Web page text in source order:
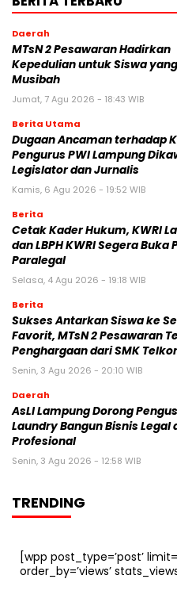
Daerah
MTsN 2 Pesawaran Hadirkan
Kepedulian untuk Siswa
Musibah
Jumat, 7 Agu 2026 - 18:43 WIB
Berita Utama
Dugaan Ancaman terhadap
Pengurus PWI Lampung
Legislator dan Jurnalis
Kamis, 6 Agu 2026 - 19:52 WIB
Berita
Cetak Kader Hukum, KWRI
dan LBPH KWRI Segera Buka
Paralegal
Selasa, 4 Agu 2026 - 19:18 WIB
Berita
Sukses Antarkan Siswa ke
Favorit, MTsN 2 Pesawaran
Penghargaan dari SMK
Senin, 3 Agu 2026 - 20:10 WIB
Daerah
AsLI Lampung Dorong
Laundry Bangun Bisnis Legal
Profesional
Senin, 3 Agu 2026 - 12:58 WIB
TRENDING
[wpp post_type=’post’
order_by=’views’